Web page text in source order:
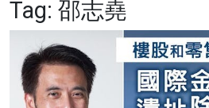
健康
商業
科技
Tag: 邵志堯